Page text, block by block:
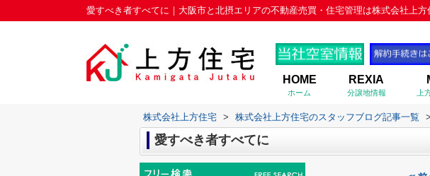
愛すべき者すべてに｜大阪市と北摂エリアの不動産売買・住宅管理は株式会社上方
HOME
ホーム
REXIA
分譲地情報 上
株式会社上方住宅 > 株式会社上方住宅のスタッフブログ記事一覧 >
愛すべき者すべてに